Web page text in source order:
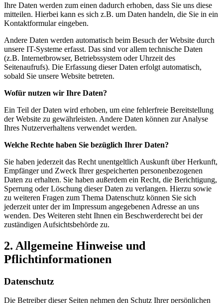
Ihre Daten werden zum einen dadurch erhoben, dass Sie uns diese
mitteilen. Hierbei kann es sich z.B. um Daten handeln, die Sie in ein
Kontaktformular eingeben.
Andere Daten werden automatisch beim Besuch der Website durch
unsere IT-Systeme erfasst. Das sind vor allem technische Daten
(z.B. Internetbrowser, Betriebssystem oder Uhrzeit des
Seitenaufrufs). Die Erfassung dieser Daten erfolgt automatisch,
sobald Sie unsere Website betreten.
Wofür nutzen wir Ihre Daten?
Ein Teil der Daten wird erhoben, um eine fehlerfreie Bereitstellung
der Website zu gewährleisten. Andere Daten können zur Analyse
Ihres Nutzerverhaltens verwendet werden.
Welche Rechte haben Sie bezüglich Ihrer Daten?
Sie haben jederzeit das Recht unentgeltlich Auskunft über Herkunft,
Empfänger und Zweck Ihrer gespeicherten personenbezogenen
Daten zu erhalten. Sie haben außerdem ein Recht, die Berichtigung,
Sperrung oder Löschung dieser Daten zu verlangen. Hierzu sowie
zu weiteren Fragen zum Thema Datenschutz können Sie sich
jederzeit unter der im Impressum angegebenen Adresse an uns
wenden. Des Weiteren steht Ihnen ein Beschwerderecht bei der
zuständigen Aufsichtsbehörde zu.
2. Allgemeine Hinweise und
Pflichtinformationen
Datenschutz
Die Betreiber dieser Seiten nehmen den Schutz Ihrer persönlichen